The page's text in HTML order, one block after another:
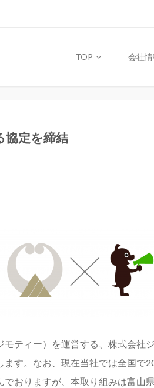
TOP 会社情
協定を締結
ティー）を運営する、株式会
す。なお、現在当社では全国
おりますが、本取り組みは富山